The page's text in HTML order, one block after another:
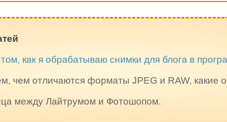
как я обрабатываю снимки для блога в
чем отличаются форматы JPEG и RAW, какие
между Лайтрумом и Фотошопом.